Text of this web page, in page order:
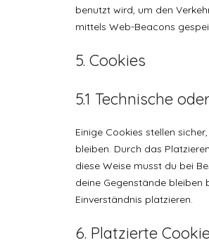
benutzt wird, um den
mittels Web-Beacons
5. Cookies
5.1 Technische
Einige Cookies stellen
bleiben. Durch das
diese Weise musst du bei
deine Gegenstände bleiben
Einverständnis platzieren.
6. Platzierte